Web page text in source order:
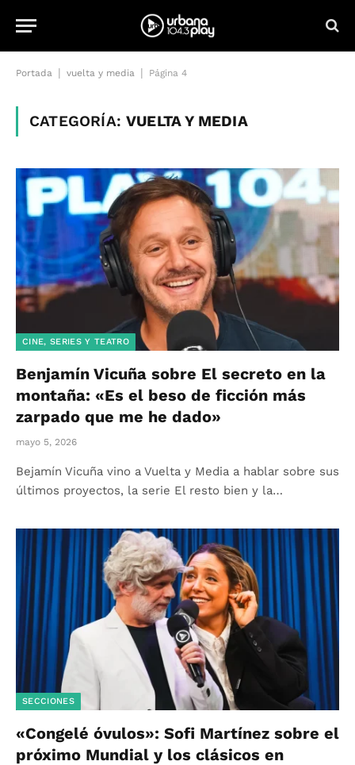
Portada vuelta y media Página 4
CATEGORÍA:VUELTA Y MEDIA
CINE, SERIES Y TEATRO
Benjamín Vicuña sobre El secreto en la
montaña: «Es el beso de ficción más
zarpado que me he dado»
mayo 5, 2026
Bejamín Vicuña vino a Vuelta y Media a hablar sobre sus
últimos proyectos, la serie El resto bien y la…
SECCIONES
«Congelé óvulos»: Sofi Martínez sobre el
próximo Mundial y los clásicos en